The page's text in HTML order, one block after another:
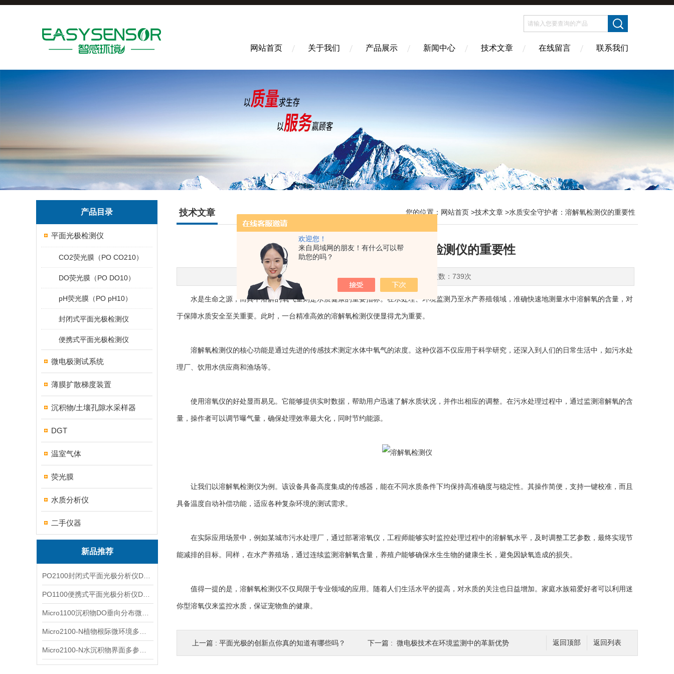
欢迎您！
来自局域网的朋友！有什么可以帮
助您的吗？
网站首页 关于我们 产品展示 新闻中心 技术文章 在线留言 联系我们
产品目录
平面光极检测仪
CO2荧光膜（PO CO210）
DO荧光膜（PO DO10）
pH荧光膜（PO pH10）
封闭式平面光极检测仪
便携式平面光极检测仪
微电极测试系统
薄膜扩散梯度装置
沉积物/土壤孔隙水采样器
DGT
温室气体
荧光膜
水质分析仪
二手仪器
新品推荐
技术文章 您的位置： 网站首页 >技术文章 >水质安全守护者：溶解氧检测仪的重要性
水质安全守护者：溶解氧检测仪的重要性
更新时间：2024-09-09 点击次数：739次
水是生命之源，而其中溶解的氧气量则是水质健康的重要指标。在水处理、环境监测乃至水产养殖领域，准确快速地测量水中溶解氧的含量，对
于保障水质安全至关重要。此时，一台精准高效的溶解氧检测仪便显得尤为重要。
溶解氧检测仪的核心功能是通过先进的传感技术测定水体中氧气的浓度。这种仪器不仅应用于科学研究，还深入到人们的日常生活中，如污水处
理厂、饮用水供应商和渔场等。
使用溶氧仪的好处显而易见。它能够提供实时数据，帮助用户迅速了解水质状况，并作出相应的调整。在污水处理过程中，通过监测溶解氧的含
量，操作者可以调节曝气量，确保处理效率最大化，同时节约能源。
让我们以溶解氧检测仪为例。该设备具备高度集成的传感器，能在不同水质条件下均保持高准确度与稳定性。其操作简便，支持一键校准，而且
具备温度自动补偿功能，适应各种复杂环境的测试需求。
在实际应用场景中，例如某城市污水处理厂，通过部署溶氧仪，工程师能够实时监控处理过程中的溶解氧水平，及时调整工艺参数，最终实现节
能减排的目标。同样，在水产养殖场，通过连续监测溶解氧含量，养殖户能够确保水生生物的健康生长，避免因缺氧造成的损失。
值得一提的是，溶解氧检测仪不仅局限于专业领域的应用。随着人们生活水平的提高，对水质的关注也日益增加。家庭水族箱爱好者可以利用迷
你型溶氧仪来监控水质，保证宠物鱼的健康。
返回列表
返回顶部
上一篇 : 平面光极的创新点你真的知道有哪些吗？ 下一篇 : 微电极技术在环境监测中的革新优势